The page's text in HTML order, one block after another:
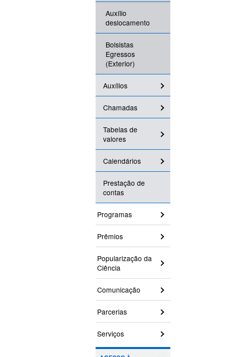
Auxílio
deslocamento
Bolsistas
Egressos
(Exterior)
Auxílios
Chamadas
Tabelas de
valores
Calendários
Prestação de
contas
Programas
Prêmios
Popularização da
Ciência
Comunicação
Parcerias
Serviços